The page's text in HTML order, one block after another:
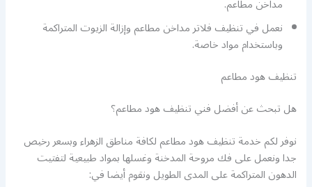
مداخن مطاعم.
نعمل في تنظيف فلاتر مداخن مطاعم وإزالة الزيوت المتراكمة
وباستخدام مواد خاصة.
تنظيف هود مطاعم
هل تبحث عن أفضل فني تنظيف هود مطاعم؟
نوفر لكم خدمة تنظيف هود مطاعم لكافة مناطق الزهراء وبسعر رخيص
جدا ونعمل على فك مروحة المدخنة وغسلها بمواد طبيعية لتفتيت
الدهون المتراكمة على المدى الطويل ونقوم أيضا في: